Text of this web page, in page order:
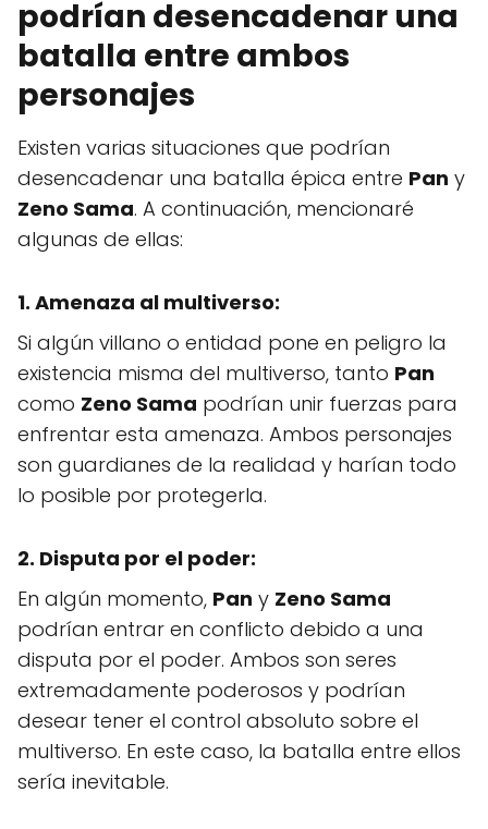
podrían desencadenar una
batalla entre ambos
personajes
Existen varias situaciones que podrían
desencadenar una batalla épica entre Pan y
Zeno Sama. A continuación, mencionaré
algunas de ellas:
1. Amenaza al multiverso:
Si algún villano o entidad pone en peligro la
existencia misma del multiverso, tanto Pan
como Zeno Sama podrían unir fuerzas para
enfrentar esta amenaza. Ambos personajes
son guardianes de la realidad y harían todo
lo posible por protegerla.
2. Disputa por el poder:
En algún momento, Pan y Zeno Sama
podrían entrar en conflicto debido a una
disputa por el poder. Ambos son seres
extremadamente poderosos y podrían
desear tener el control absoluto sobre el
multiverso. En este caso, la batalla entre ellos
sería inevitable.